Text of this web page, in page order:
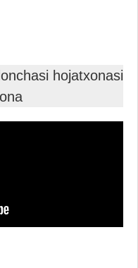
hojatxonasi